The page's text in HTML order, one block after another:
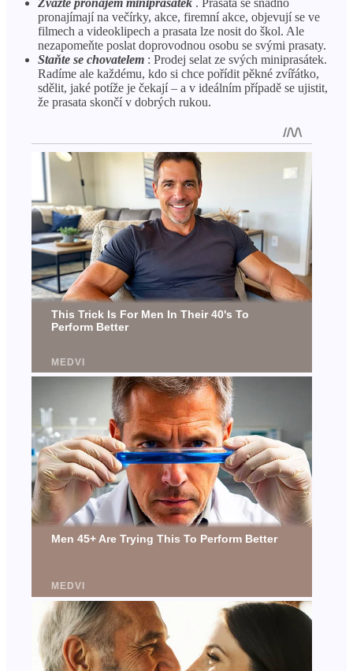
Zvažte pronájem miniprasátek . Prasata se snadno
pronajímají na večírky, akce, firemní akce, objevují se ve
filmech a videoklipech a prasata lze nosit do škol. Ale
nezapomeňte poslat doprovodnou osobu se svými prasaty.
Staňte se chovatelem : Prodej selat ze svých miniprasátek.
Radíme ale každému, kdo si chce pořídit pěkné zvířátko,
sdělit, jaké potíže je čekají – a v ideálním případě se ujistit,
že prasata skončí v dobrých rukou.